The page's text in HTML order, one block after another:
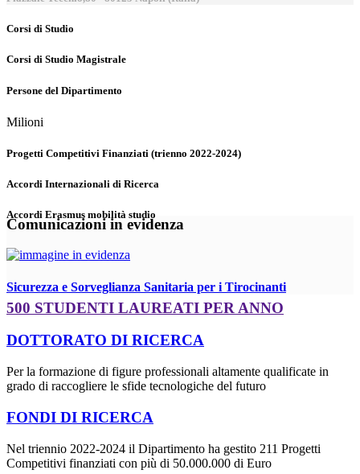
Corsi di Studio
Corsi di Studio Magistrale
Persone del Dipartimento
Milioni
Progetti Competitivi Finanziati (trienno 2022-2024)
Accordi Internazionali di Ricerca
Accordi Erasmus mobilità studio
Comunicazioni in evidenza
Sicurezza e Sorveglianza Sanitaria per i Tirocinanti
500 STUDENTI LAUREATI PER ANNO
DOTTORATO DI RICERCA
Per la formazione di figure professionali altamente qualificate in
grado di raccogliere le sfide tecnologiche del futuro
FONDI DI RICERCA
Nel triennio 2022-2024 il Dipartimento ha gestito 211 Progetti
Competitivi finanziati con più di 50.000.000 di Euro